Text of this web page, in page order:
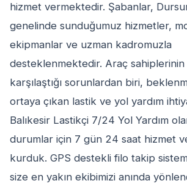
hizmet vermektedir. Şabanlar,
genelinde sunduğumuz hizmetler,
ekipmanlar ve uzman kadromuzla
desteklenmektedir. Araç
karşılaştığı sorunlardan biri,
ortaya çıkan lastik ve yol yardım
Balıkesir Lastikçi 7/24 Yol Yardım
durumlar için 7 gün 24 saat hizmet
kurduk. GPS destekli filo takip
size en yakın ekibimizi anında